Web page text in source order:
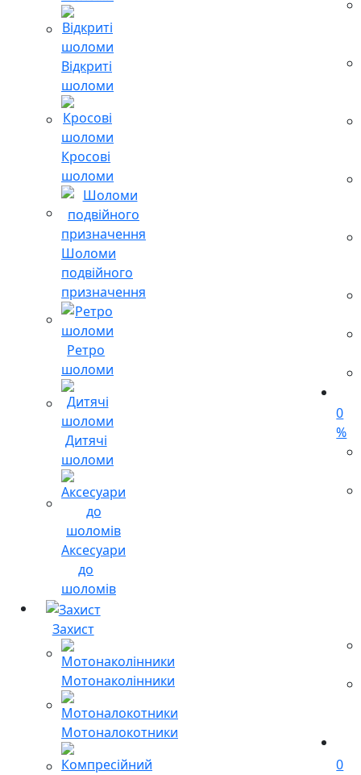
Відкриті
шоломи
Кросові
шоломи
Шоломи
подвійного
призначення
Ретро
шоломи
Дитячі
шоломи
Аксесуари
до
шоломів
Захист
Мотонаколінники
Мотоналокотники
0
%
0